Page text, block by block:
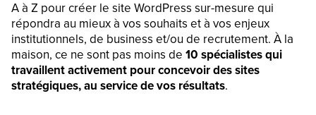
A à Z pour créer le site WordPress sur-mesure qui
répondra au mieux à vos souhaits et à vos enjeux
institutionnels, de business et/ou de recrutement. À la
maison, ce ne sont pas moins de 10 spécialistes qui
travaillent activement pour concevoir des sites
stratégiques, au service de vos résultats.